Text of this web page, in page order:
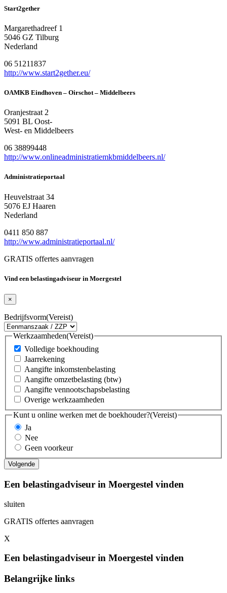
Start2gether
Margarethadreef 1
5046 GZ Tilburg
Nederland
06 51211837
http://www.start2gether.eu/
OAMKB Eindhoven – Oirschot – Middelbeers
Oranjestraat 2
5091 BL Oost-
West- en Middelbeers
06 38899448
http://www.onlineadministratiemkbmiddelbeers.nl/
Administratieportaal
Heuvelstraat 34
5076 EJ Haaren
Nederland
0411 850 887
http://www.administratieportaal.nl/
GRATIS offertes aanvragen
Vind een belastingadviseur in Moergestel
×
Bedrijfsvorm(Vereist)
Werkzaamheden(Vereist)
Volledige boekhouding
Jaarrekening
Aangifte inkomstenbelasting
Aangifte omzetbelasting (btw)
Aangifte vennootschapsbelasting
Overige werkzaamheden
Kunt u online werken met de boekhouder?(Vereist)
Ja
Nee
Geen voorkeur
Een belastingadviseur in Moergestel vinden
sluiten
GRATIS offertes aanvragen
X
Een belastingadviseur in Moergestel vinden
Belangrijke links